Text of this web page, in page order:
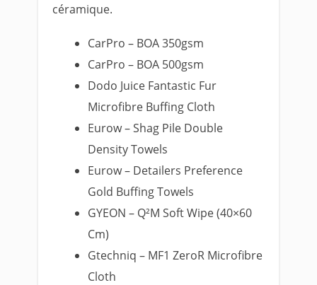
céramique.
CarPro – BOA 350gsm
CarPro – BOA 500gsm
Dodo Juice Fantastic Fur
Microfibre Buffing Cloth
Eurow – Shag Pile Double
Density Towels
Eurow – Detailers Preference
Gold Buffing Towels
GYEON – Q²M Soft Wipe (40×60
Cm)
Gtechniq – MF1 ZeroR Microfibre
Cloth